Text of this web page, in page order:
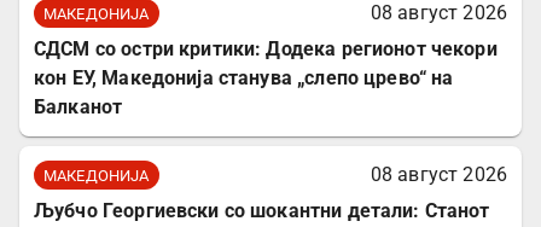
МАКЕДОНИЈА
08 август 2026
СДСМ со остри критики: Додека регионот чекори
кон ЕУ, Македонија станува „слепо црево“ на
Балканот
МАКЕДОНИЈА
08 август 2026
Љубчо Георгиевски со шокантни детали: Станот